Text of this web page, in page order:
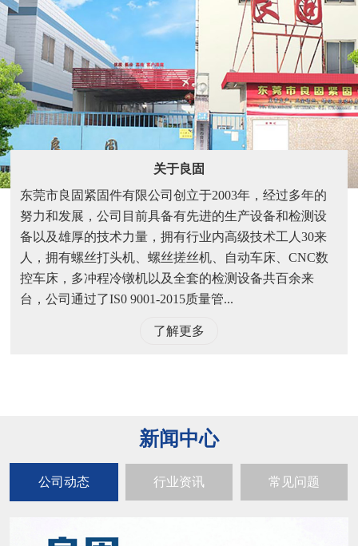
关于良固
东莞市良固紧固件有限公司创立于2003年，经过多年的
努力和发展，公司目前具备有先进的生产设备和检测设
备以及雄厚的技术力量，拥有行业内高级技术工人30来
人，拥有螺丝打头机、螺丝搓丝机、自动车床、CNC数
控车床，多冲程冷镦机以及全套的检测设备共百余来
台，公司通过了IS0 9001-2015质量管...
了解更多
新闻中心
公司动态 行业资讯 常见问题